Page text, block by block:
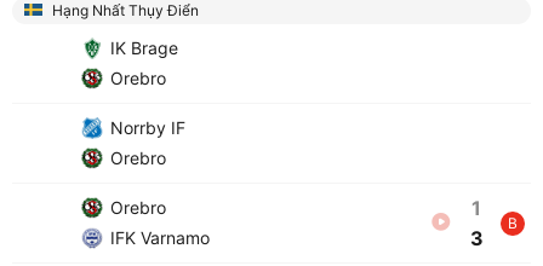
Hạng Nhất Thụy Điển
IK Brage
Orebro
Norrby IF
Orebro
Orebro
IFK Varnamo
1
3
B